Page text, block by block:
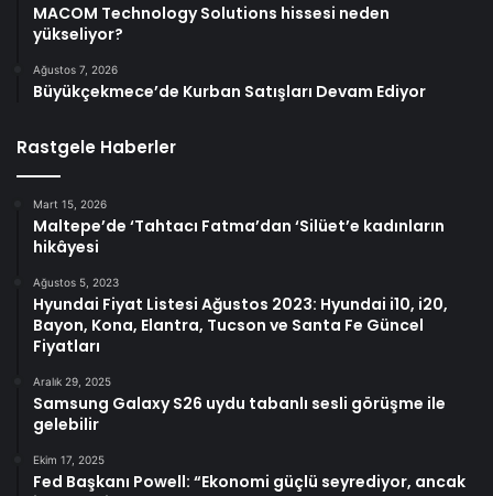
MACOM Technology Solutions hissesi neden
yükseliyor?
Ağustos 7, 2026
Büyükçekmece’de Kurban Satışları Devam Ediyor
Rastgele Haberler
Mart 15, 2026
Maltepe’de ‘Tahtacı Fatma’dan ‘Silüet’e kadınların
hikâyesi
Ağustos 5, 2023
Hyundai Fiyat Listesi Ağustos 2023: Hyundai i10, i20,
Bayon, Kona, Elantra, Tucson ve Santa Fe Güncel
Fiyatları
Aralık 29, 2025
Samsung Galaxy S26 uydu tabanlı sesli görüşme ile
gelebilir
Ekim 17, 2025
Fed Başkanı Powell: “Ekonomi güçlü seyrediyor, ancak